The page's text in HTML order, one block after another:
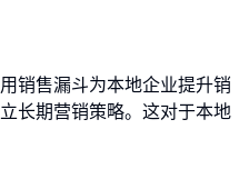
销售漏斗为本地企业提升销
长期营销策略。这对于本地